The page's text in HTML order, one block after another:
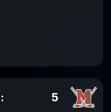
: 5